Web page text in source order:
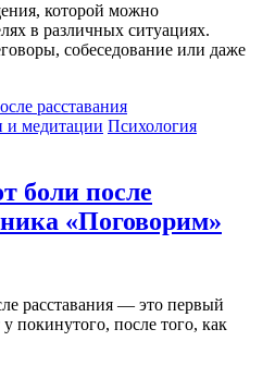
которой можно
в различных ситуациях.
собеседование или даже
и медитации Психология
боли после
«Поговорим»
расставания — это первый
покинутого, после того, как